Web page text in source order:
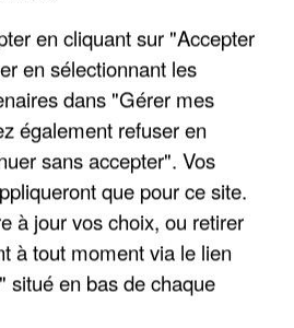
emportée par une coulée de
à cinq kilomètres de là.
en cliquant sur "Accepter
en sélectionnant les
dans "Gérer mes
également refuser en
sans accepter". Vos
que pour ce site.
à jour vos choix, ou retirer
à tout moment via le lien
situé en bas de chaque